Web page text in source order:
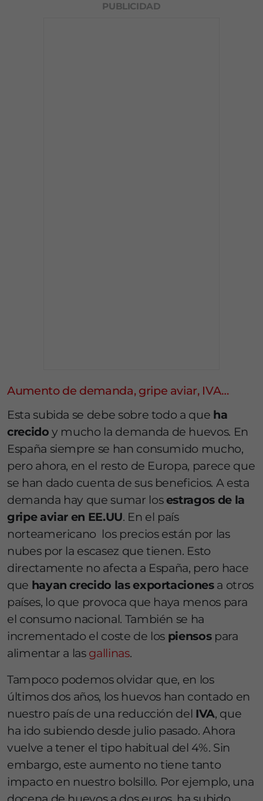
PUBLICIDAD
Aumento de demanda, gripe aviar, IVA…
Esta subida se debe sobre todo a que ha
crecido y mucho la demanda de huevos. En
España siempre se han consumido mucho,
pero ahora, en el resto de Europa, parece que
se han dado cuenta de sus beneficios. A esta
demanda hay que sumar losestragos de la
gripe aviar en EE.UU. En el país
norteamericano los precios están por las
nubes por la escasez que tienen. Esto
directamente no afecta a España, pero hace
que hayan crecido las exportacionesa otros
países, lo que provoca que haya menos para
el consumo nacional. También se ha
incrementado el coste de los piensospara
alimentar a las gallinas.
Tampoco podemos olvidar que, en los
últimos dos años, los huevos han contado en
nuestro país de una reducción del IVA, que
ha ido subiendo desde julio pasado. Ahora
vuelve a tener el tipo habitual del 4%. Sin
embargo, este aumento no tiene tanto
impacto en nuestro bolsillo. Por ejemplo, una